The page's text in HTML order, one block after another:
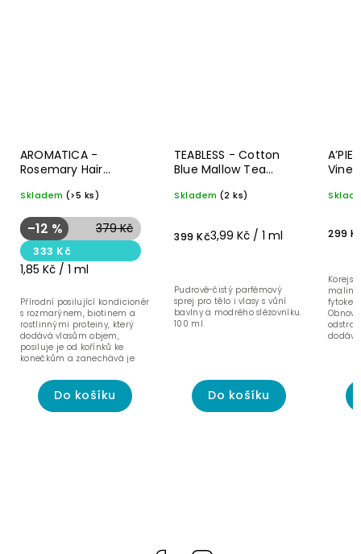
AROMATICA -
Rosemary Hair
Conditioner -
kondicionér pro
objem vlasů - 180 ml
Skladem (>5 ks)
379 Kč
–12 %
333 Kč
1,85 Kč / 1 ml
Do košíku
Přírodní posilující kondicionér
s rozmarýnem, biotinem a
rostlinnými proteiny, který
dodává vlasům objem,
posiluje je od kořínků ke
konečkům a zanechává je
TEABLESS - Cotton
Blue Mallow Tea
Pudrově-čistý
tělo i vlasy - 100 ml
Skladem (2 ks)
399 Kč3,99 Kč / 1 ml
Do košíku
Pudrově-čistý parfémový
sprej pro tělo i vlasy s vůní
bavlny a modrého slézovníku.
100 ml.
299